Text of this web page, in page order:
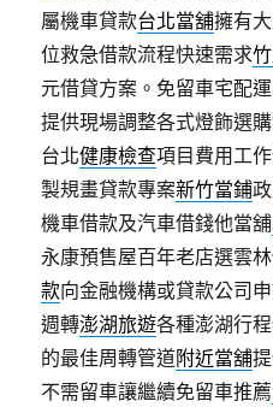
屬機車貸款台北當舖擁有
位救急借款流程快速需求
元借貸方案。免留車宅配
提供現場調整各式燈飾選
台北健康檢查項目費用工
製規畫貸款專案新竹當鋪
機車借款及汽車借錢他當舖
永康預售屋百年老店選雲
款向金融機構或貸款公司
週轉澎湖旅遊各種澎湖行
的最佳周轉管道附近當舖
不需留車讓繼續免留車推薦